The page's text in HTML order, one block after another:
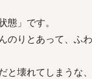
態」です。
のりとあって、ふ
と壊れてしまうな、